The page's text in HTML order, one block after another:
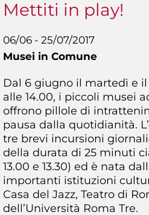
Mettiti in play!
06/06 - 25/07/2017
Musei in Comune
Dal 6 giugno il martedì e il
alle 14.00, i piccoli musei
offrono pillole di
pausa dalla quotidianità.
tre brevi incursioni
della durata di 25 minuti
13.00 e 13.30) ed è nata
importanti istituzioni
Casa del Jazz, Teatro di
dell’Università Roma Tre.